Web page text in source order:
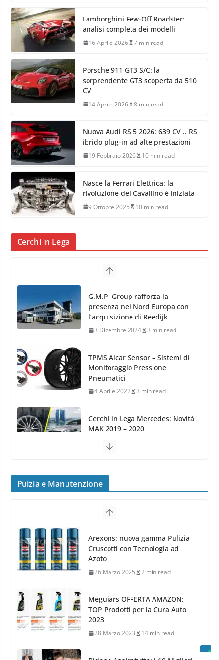
Lamborghini Few-Off Roadster:
analisi completa dei modelli
16 Aprile 2026 7 min read
Porsche 911 GT3 S/C: la
sorprendente GT3 scoperta da 510
CV
14 Aprile 2026 8 min read
Nuova Audi RS 5 2026: 639 CV .. RS
ibrido plug-in ad alte prestazioni
19 Febbraio 2026 10 min read
Nasce la Ferrari Elettrica: la
rivoluzione del Cavallino è iniziata
9 Ottobre 2025 10 min read
Cerchi in Lega
TPMS Alcar Sensor – Sistemi di
Monitoraggio Pressione
Pneumatici
4 Aprile 2022 3 min read
Cerchi in Lega Mercedes: Novità
MAK 2019 – 2020
16 Settembre 2019
MAK FIVESTAR (2019)
24 Luglio 2019 1 min read
8 Aprile 2026 7 min read
l’acquisizione di Reedijk
3 Dicembre 2024 3 min read
Puizia e Manutenzione
Meguiars OFFERTA AMAZON:
TOP Prodotti per la Cura Auto
2023
28 Marzo 2023 14 min read
Bidone Aspiratutto: i 10 Migliori
Bidoni per la Pulizia Auto
6 Maggio 2022